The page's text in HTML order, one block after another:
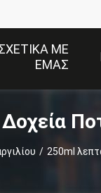
ΜΕ
ΕΜΆΣ
Δοχεία
/ 250ml